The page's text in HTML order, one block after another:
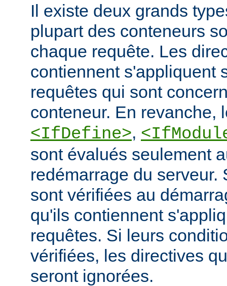
Il existe deux grands
plupart des conteneurs
chaque requête. Les
contiennent s'appliquent
requêtes qui sont
conteneur. En revanche,
<IfDefine>,
sont évalués seulement
redémarrage du serveur.
sont vérifiées au
qu'ils contiennent
requêtes. Si leurs
vérifiées, les directives
seront ignorées.